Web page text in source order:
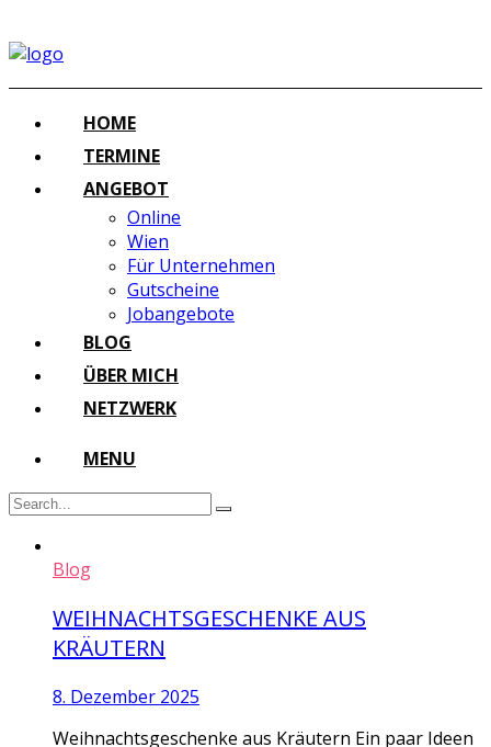
HOME
TERMINE
ANGEBOT
Online
Wien
Für Unternehmen
Gutscheine
Jobangebote
BLOG
ÜBER MICH
NETZWERK
MENU
Blog
WEIHNACHTSGESCHENKE AUS
KRÄUTERN
8. Dezember 2025
Weihnachtsgeschenke aus Kräutern Ein paar Ideen